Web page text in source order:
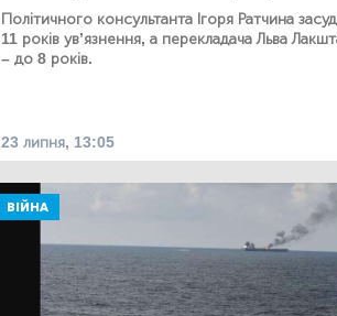
Політичного консультанта Ігоря Ратчина
11 років ув’язнення, а перекладача Льва
– до 8 років.
23 липня, 13:05
ВІЙНА